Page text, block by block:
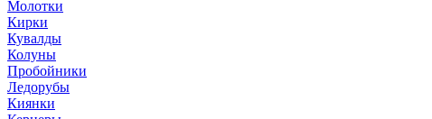
Молотки
Кирки
Кувалды
Колуны
Пробойники
Ледорубы
Киянки